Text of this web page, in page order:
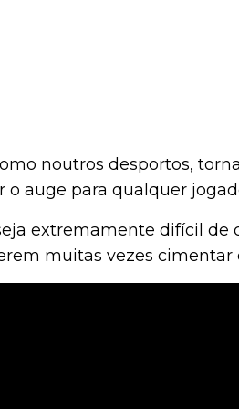
noutros desportos,
o auge para qualquer
extremamente difícil de
muitas vezes cimentar